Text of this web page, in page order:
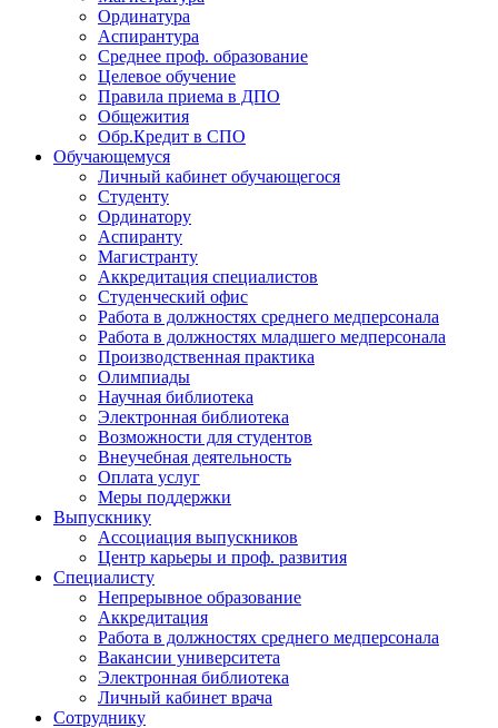
Ординатура
Аспирантура
Среднее проф. образование
Целевое обучение
Правила приема в ДПО
Общежития
Обр.Кредит в СПО
Обучающемуся
Личный кабинет обучающегося
Студенту
Ординатору
Аспиранту
Магистранту
Аккредитация специалистов
Студенческий офис
Работа в должностях среднего медперсонала
Работа в должностях младшего медперсонала
Производственная практика
Олимпиады
Научная библиотека
Электронная библиотека
Возможности для студентов
Внеучебная деятельность
Оплата услуг
Меры поддержки
Выпускнику
Ассоциация выпускников
Центр карьеры и проф. развития
Специалисту
Непрерывное образование
Аккредитация
Работа в должностях среднего медперсонала
Вакансии университета
Электронная библиотека
Личный кабинет врача
Сотруднику